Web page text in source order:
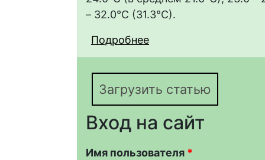
– 32.0°C (31.3°C).
Подробнее
(Wolterstorff, 1914)
температурах
Загрузить статью
Вход на сайт
Имя пользователя *